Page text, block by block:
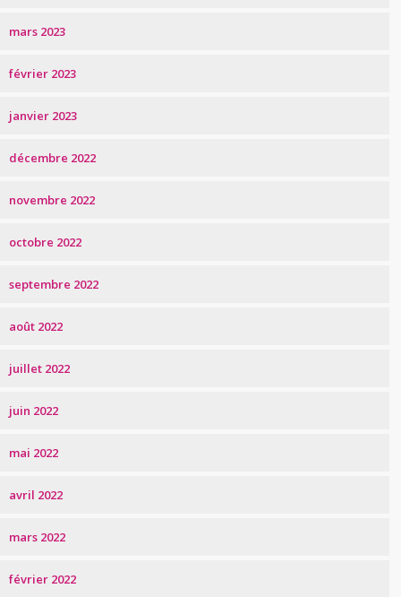
mars 2023
février 2023
janvier 2023
décembre 2022
novembre 2022
octobre 2022
septembre 2022
août 2022
juillet 2022
juin 2022
mai 2022
avril 2022
mars 2022
février 2022